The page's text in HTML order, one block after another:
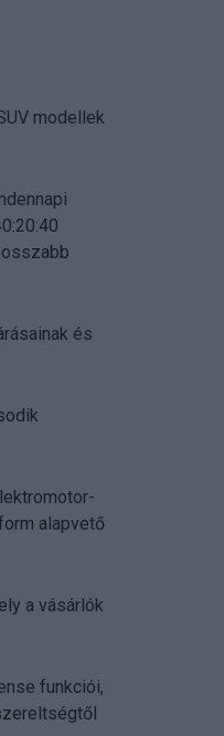
modellek
és
alapvető
a vásárlók
funkciói,